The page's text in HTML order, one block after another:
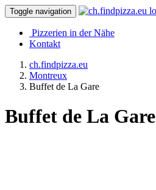
Toggle navigation
Pizzerien in der Nähe
Kontakt
ch.findpizza.eu
Montreux
Buffet de La Gare
Buffet de La Gare